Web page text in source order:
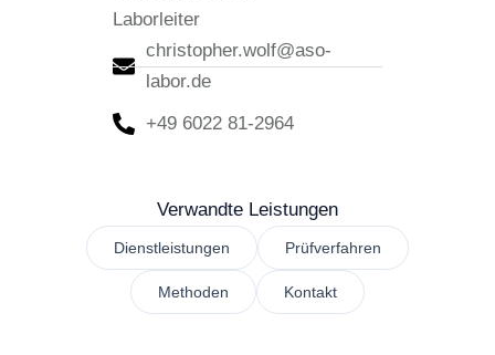
Laborleiter
christopher.wolf@aso-
labor.de
+49 6022 81-2964
Verwandte Leistungen
Dienstleistungen Prüfverfahren
Methoden Kontakt